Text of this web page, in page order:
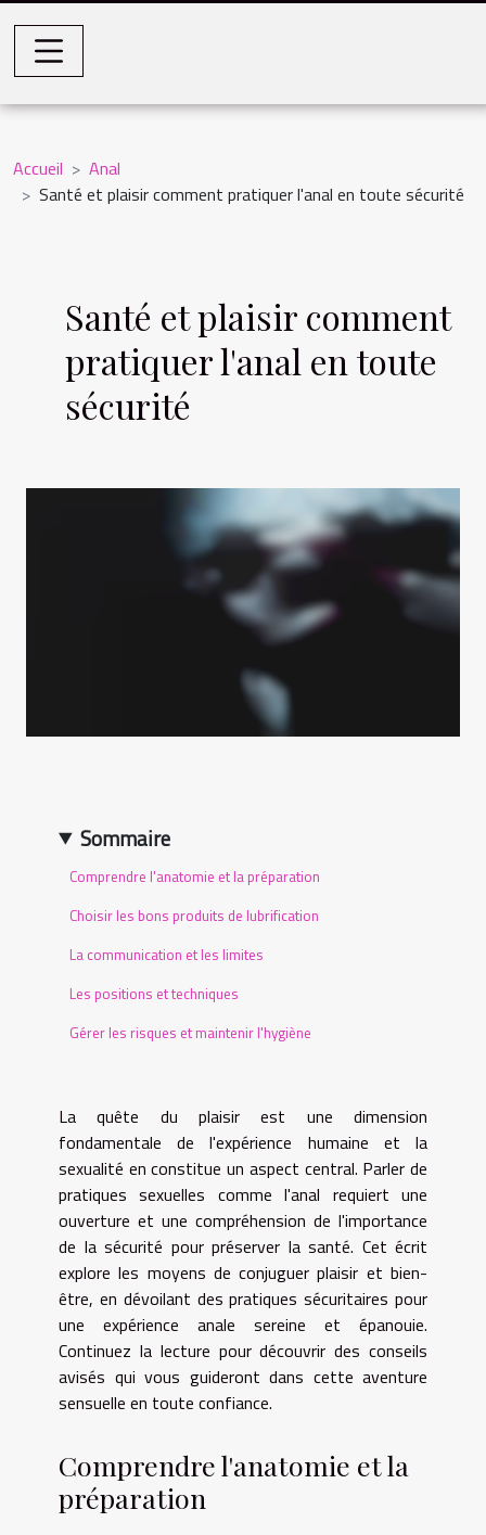
Accueil
Anal
Santé et plaisir comment pratiquer l'anal en toute sécurité
Santé et plaisir comment
pratiquer l'anal en toute
sécurité
Sommaire
Comprendre l'anatomie et la préparation
Choisir les bons produits de lubrification
La communication et les limites
Les positions et techniques
Gérer les risques et maintenir l'hygiène
La quête du plaisir est une dimension
fondamentale de l'expérience humaine et la
sexualité en constitue un aspect central. Parler de
pratiques sexuelles comme l'anal requiert une
ouverture et une compréhension de l'importance
de la sécurité pour préserver la santé. Cet écrit
explore les moyens de conjuguer plaisir et bien-
être, en dévoilant des pratiques sécuritaires pour
une expérience anale sereine et épanouie.
Continuez la lecture pour découvrir des conseils
avisés qui vous guideront dans cette aventure
sensuelle en toute confiance.
Comprendre l'anatomie et la
préparation